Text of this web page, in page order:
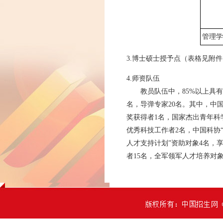
管理学
3.博士硕士授予点（表格见附
4.师资队伍
教员队伍中，85%以上具有
名，导弹专家20名。其中，中
奖获得者1名，国家杰出青年
优秀科技工作者2名，中国科协
人才支持计划”资助对象4名，
者15名，全军领军人才培养对